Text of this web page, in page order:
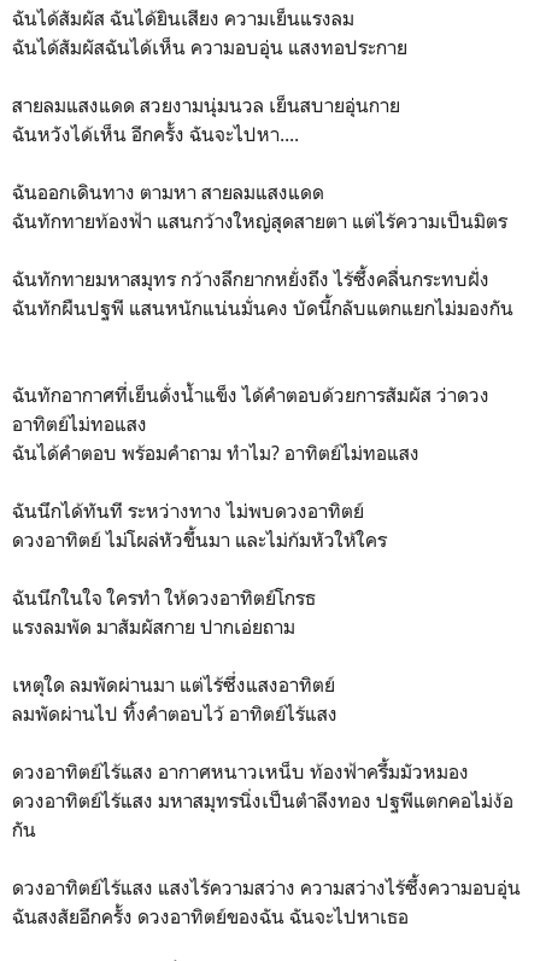
ฉันได้สัมผัส ฉันได้ยินเสียง ความเย็นแรงลม
ฉันได้สัมผัสฉันได้เห็น ความอบอุ่น แสงทอประกาย
สายลมแสงแดด สวยงามนุ่มนวล เย็นสบายอุ่นกาย
ฉันหวังได้เห็น อีกครั้ง ฉันจะไปหา....
ฉันออกเดินทาง ตามหา สายลมแสงแดด
ฉันทักทายท้องฟ้า แสนกว้างใหญ่สุดสายตา แต่ไร้ความเป็นมิตร
ฉันทักทายมหาสมุทร กว้างลึกยากหยั่งถึง ไร้ซึ้งคลื่นกระทบฝั่ง
ฉันทักผืนปฐพี แสนหนักแน่นมั่นคง บัดนี้กลับแตกแยกไม่มองกัน
ฉันทักอากาศที่เย็นดั่งน้ำแข็ง ได้คำตอบด้วยการสัมผัส ว่าดวง
อาทิตย์ไม่ทอแสง
ฉันได้คำตอบ พร้อมคำถาม ทำไม? อาทิตย์ไม่ทอแสง
ฉันนึกได้ทันที ระหว่างทาง ไม่พบดวงอาทิตย์
ดวงอาทิตย์ ไม่โผล่หัวขึ้นมา และไม่ก้มหัวให้ใคร
ฉันนึกในใจ ใครทำ ให้ดวงอาทิตย์โกรธ
แรงลมพัด มาสัมผัสกาย ปากเอ่ยถาม
เหตุใด ลมพัดผ่านมา แต่ไร้ซึ่งแสงอาทิตย์
ลมพัดผ่านไป ทิ้งคำตอบไว้ อาทิตย์ไร้แสง
ดวงอาทิตย์ไร้แสง อากาศหนาวเหน็บ ท้องฟ้าครึ้มมัวหมอง
ดวงอาทิตย์ไร้แสง มหาสมุทรนิ่งเป็นตำลึงทอง ปฐพีแตกคอไม่ง้อ
กัน
ดวงอาทิตย์ไร้แสง แสงไร้ความสว่าง ความสว่างไร้ซึ้งความอบอุ่น
ฉันสงสัยอีกครั้ง ดวงอาทิตย์ของฉัน ฉันจะไปหาเธอ